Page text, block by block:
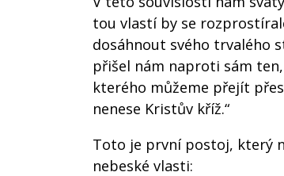
tou vlastí by se
dosáhnout svého trvalého
přišel nám naproti sám
kterého můžeme přejít
nenese Kristův kříž.“
Toto je první postoj, který
nebeské vlasti: